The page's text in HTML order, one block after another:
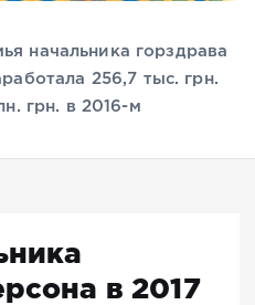
начальника горздрава
256,7 тыс. грн.
грн. в 2016-м
в 2017